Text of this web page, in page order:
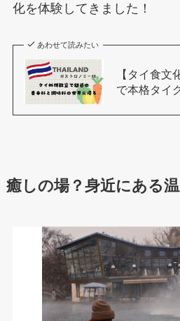
化を体験してきました！
あわせて読みたい
【タイ食文
で本格タイ
癒しの場？身近にある温